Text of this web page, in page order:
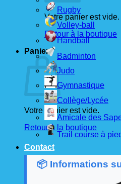
Votre panier est vide.
Retour à la boutique
Panier
Votre panier est vide.
Retour à la boutique
📦 Informations
Rugby
Volley-ball
Handball
Badminton
Judo
Gymnastique
Collège/Lycée
Amicale des
Trail course à
Contact